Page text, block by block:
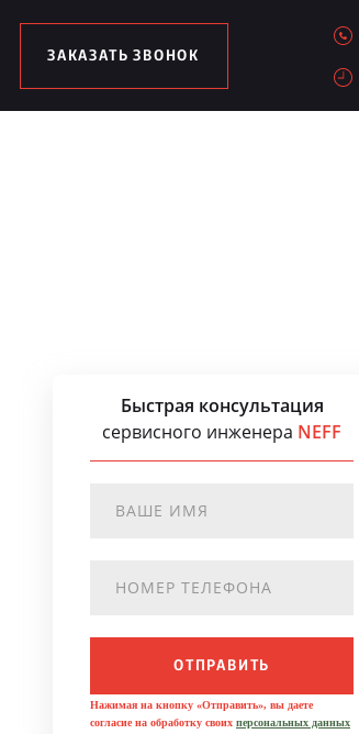
ЗАКАЗАТЬ ЗВОНОК
Быстрая консультация
сервисного инженера NEFF
ОТПРАВИТЬ
Нажимая на кнопку «Отправить», вы даете
согласие на обработку своих персональных данных